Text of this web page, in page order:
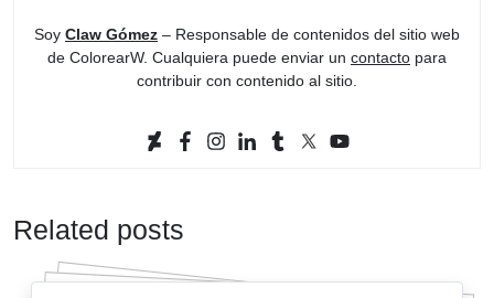
Soy Claw Gómez – Responsable de contenidos del sitio web
de ColorearW. Cualquiera puede enviar un contacto para
contribuir con contenido al sitio.
Related posts